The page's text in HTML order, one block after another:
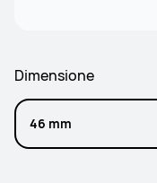
Dimensione
46 mm